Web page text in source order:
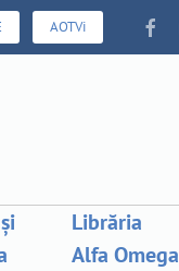
AOTVi
Librăria
Alfa Omega